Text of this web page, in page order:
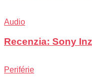
Audio
Recenzia: Sony
Periférie